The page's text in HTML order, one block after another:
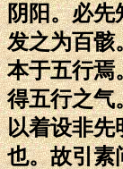
阴阳。必先
发之为百骸
本于五行焉
得五行之气
以着设非先
也。故引素